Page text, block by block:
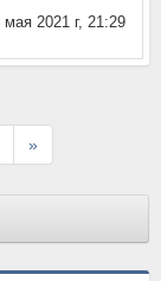
мая 2021 г, 21:29
»Последняя